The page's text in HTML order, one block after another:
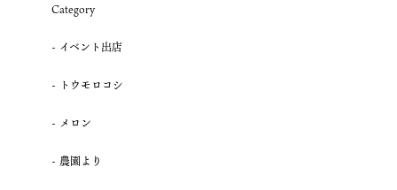
Category
イベント出店
トウモロコシ
メロン
農園より